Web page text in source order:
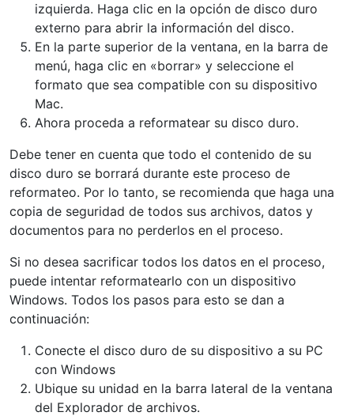
izquierda. Haga clic en la opción de disco duro
externo para abrir la información del disco.
En la parte superior de la ventana, en la barra de
menú, haga clic en «borrar» y seleccione el
formato que sea compatible con su dispositivo
Mac.
Ahora proceda a reformatear su disco duro.
Debe tener en cuenta que todo el contenido de su
disco duro se borrará durante este proceso de
reformateo. Por lo tanto, se recomienda que haga una
copia de seguridad de todos sus archivos, datos y
documentos para no perderlos en el proceso.
Si no desea sacrificar todos los datos en el proceso,
puede intentar reformatearlo con un dispositivo
Windows. Todos los pasos para esto se dan a
continuación:
Conecte el disco duro de su dispositivo a su PC
con Windows
Ubique su unidad en la barra lateral de la ventana
del Explorador de archivos.